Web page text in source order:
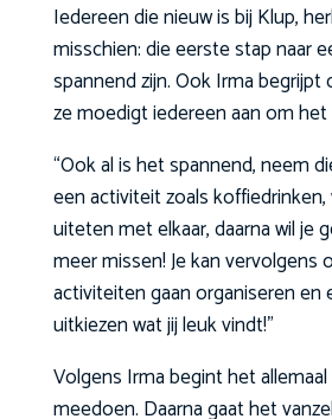
Iedereen die nieuw is bij Klup,
misschien: die eerste stap naar
spannend zijn. Ook Irma begrijpt
ze moedigt iedereen aan om
“Ook al is het spannend, neem
een activiteit zoals
uiteten met elkaar, daarna wil je
meer missen! Je kan vervolgens
activiteiten gaan organiseren en
uitkiezen wat jij leuk vindt!”
Volgens Irma begint het
meedoen. Daarna gaat het